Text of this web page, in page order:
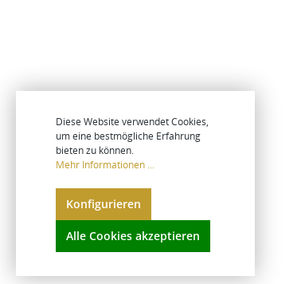
Diese Website verwendet Cookies,
um eine bestmögliche Erfahrung
bieten zu können.
Mehr Informationen ...
Konfigurieren
Alle Cookies akzeptieren